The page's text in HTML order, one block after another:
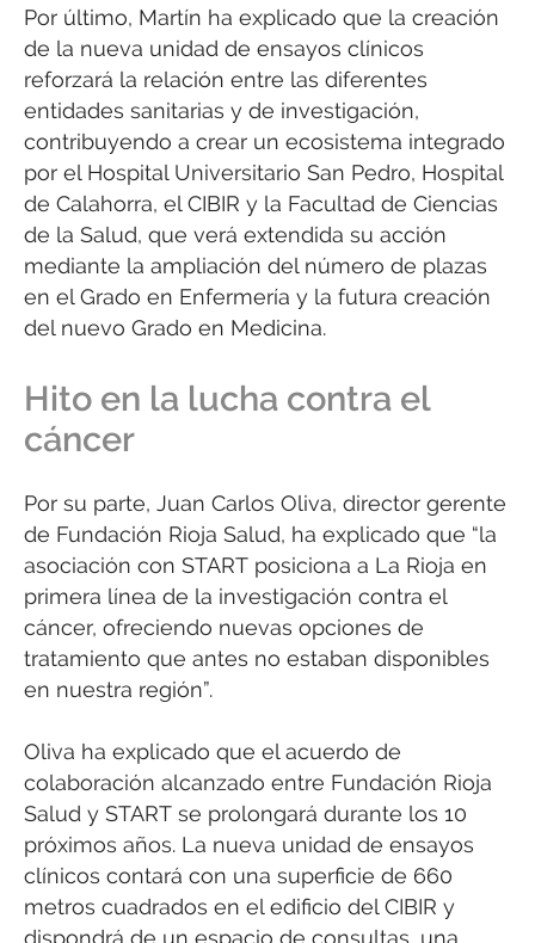
Por último, Martín ha explicado que la creación
de la nueva unidad de ensayos clínicos
reforzará la relación entre las diferentes
entidades sanitarias y de investigación,
contribuyendo a crear un ecosistema integrado
por el Hospital Universitario San Pedro, Hospital
de Calahorra, el CIBIR y la Facultad de Ciencias
de la Salud, que verá extendida su acción
mediante la ampliación del número de plazas
en el Grado en Enfermería y la futura creación
del nuevo Grado en Medicina.
Hito en la lucha contra el
cáncer
Por su parte, Juan Carlos Oliva, director gerente
de Fundación Rioja Salud, ha explicado que “la
asociación con START posiciona a La Rioja en
primera línea de la investigación contra el
cáncer, ofreciendo nuevas opciones de
tratamiento que antes no estaban disponibles
en nuestra región”.
Oliva ha explicado que el acuerdo de
colaboración alcanzado entre Fundación Rioja
Salud y START se prolongará durante los 10
próximos años. La nueva unidad de ensayos
clínicos contará con una superficie de 660
metros cuadrados en el edificio del CIBIR y
dispondrá de un espacio de consultas, una